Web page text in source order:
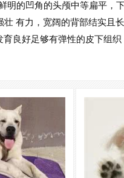
的凹角的头颅中等扁平，
有力，宽阔的背部结实且
良好足够有弹性的皮下组织